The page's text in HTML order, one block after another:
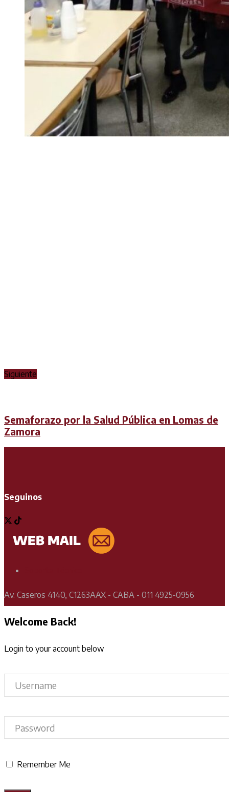
Siguiente
Semaforazo por la Salud Pública en Lomas de
Zamora
Seguinos
Av. Caseros 4140, C1263AAX - CABA - 011 4925-0956
Welcome Back!
Login to your account below
Remember Me